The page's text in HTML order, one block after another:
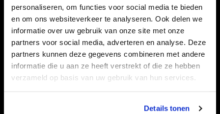
personaliseren, om functies voor social media te bieden
en om ons websiteverkeer te analyseren. Ook delen we
informatie over uw gebruik van onze site met onze
partners voor social media, adverteren en analyse. Deze
partners kunnen deze gegevens combineren met andere
informatie die u aan ze heeft verstrekt of die ze hebben
verzameld op basis van uw gebruik van hun services.
Details tonen
Taart bestellen doet u bij: